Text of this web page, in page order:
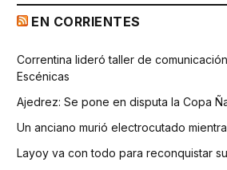
EN CORRIENTES
Correntina lideró taller de
Escénicas
Ajedrez: Se pone en disputa la Copa
Un anciano murió electrocutado
Layoy va con todo para reconquistar